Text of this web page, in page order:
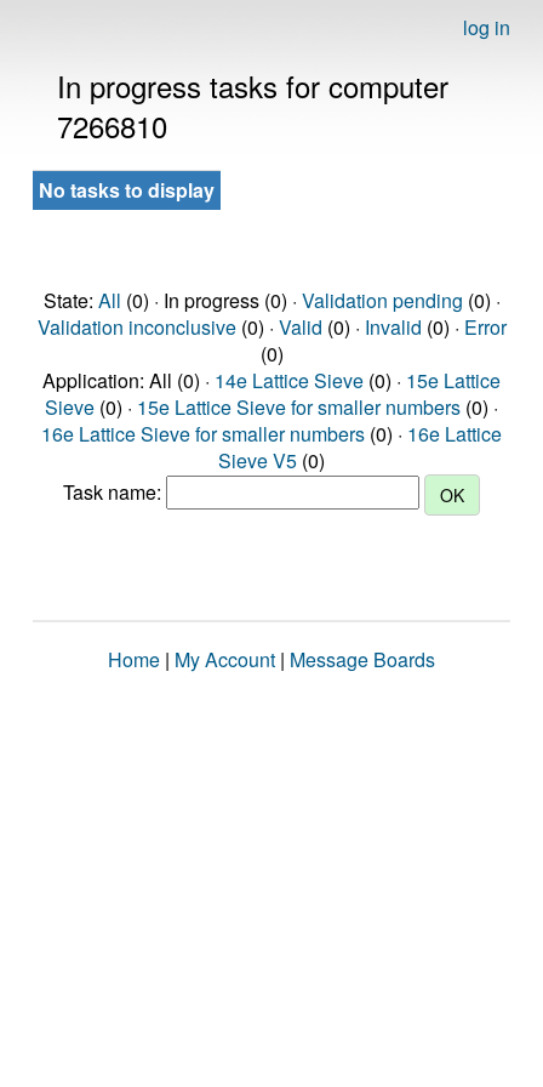
log in
In progress tasks for computer
7266810
No tasks to display
State: All (0) · In progress (0) · Validation pending (0) ·
Validation inconclusive(0) · Valid (0) · Invalid (0) · Error
(0)
Application: All (0) · 14e Lattice Sieve (0) · 15e Lattice
Sieve (0) · 15e Lattice Sieve for smaller numbers (0) ·
16e Lattice Sieve for smaller numbers (0) · 16e Lattice
Sieve V5 (0)
Task name:
Home | My Account | Message Boards